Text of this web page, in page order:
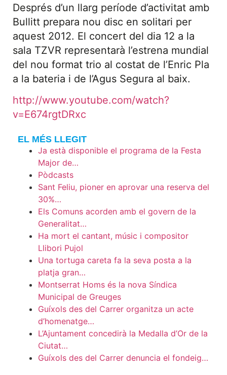
Després d’un llarg període d’activitat amb
Bullitt prepara nou disc en solitari per
aquest 2012. El concert del dia 12 a la
sala TZVR representarà l’estrena mundial
del nou format trio al costat de l’Enric Pla
a la bateria i de l’Agus Segura al baix.
http://www.youtube.com/watch?
v=E674rgtDRxc
EL MÉS LLEGIT
Ja està disponible el programa de la Festa
Major de…
Pòdcasts
Sant Feliu, pioner en aprovar una reserva del
30%…
Els Comuns acorden amb el govern de la
Generalitat…
Ha mort el cantant, músic i compositor
Llibori Pujol
Una tortuga careta fa la seva posta a la
platja gran…
Montserrat Homs és la nova Síndica
Municipal de Greuges
Guíxols des del Carrer organitza un acte
d’homenatge…
L’Ajuntament concedirà la Medalla d’Or de la
Ciutat…
Guíxols des del Carrer denuncia el fondeig…